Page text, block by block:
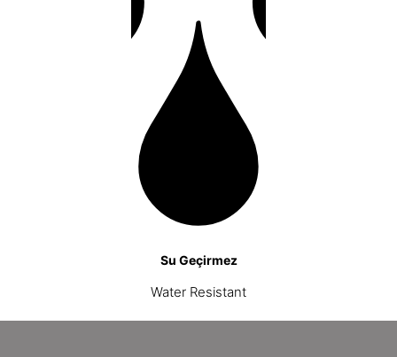
Su Geçirmez
Water Resistant